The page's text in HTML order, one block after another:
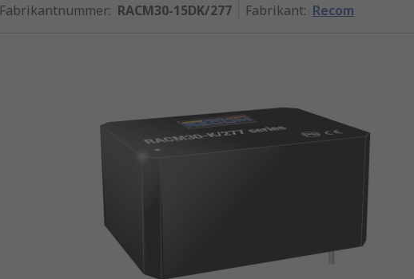
Fabrikantnummer: RACM30-15DK/277 Fabrikant: Recom